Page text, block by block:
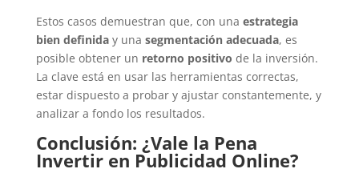
Estos casos demuestran que, con una estrategia
bien definiday una segmentación adecuada, es
posible obtener un retorno positivo de la inversión.
La clave está en usar las herramientas correctas,
estar dispuesto a probar y ajustar constantemente, y
analizar a fondo los resultados.
Conclusión: ¿Vale la Pena
Invertir en Publicidad Online?